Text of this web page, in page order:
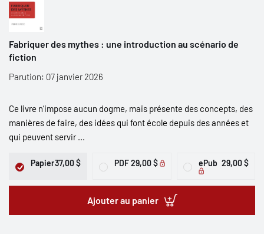
Fabriquer des mythes : une introduction au scénario de
fiction
Parution: 07 janvier 2026
Ce livre n’impose aucun dogme, mais présente des concepts, des
manières de faire, des idées qui font école depuis des années et
qui peuvent servir ...
Papier37,00 $ PDF29,00 $ ePub 29,00 $
Ajouter au panier